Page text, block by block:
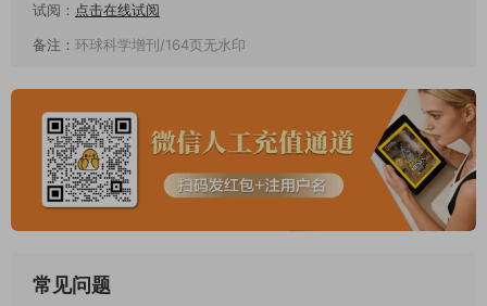
试阅： 点击在线试阅
备注： 环球科学增刊/164页无水印
常见问题